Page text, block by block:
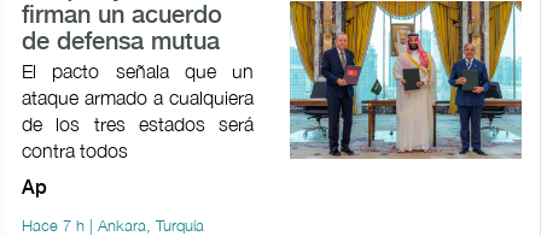
firman un acuerdo
de defensa mutua
El pacto señala que un
ataque armado a cualquiera
de los tres estados será
contra todos
Ap
Hace 7 h | Ankara, Turquía